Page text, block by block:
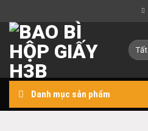
đến
dung
Danh mục sản phẩm